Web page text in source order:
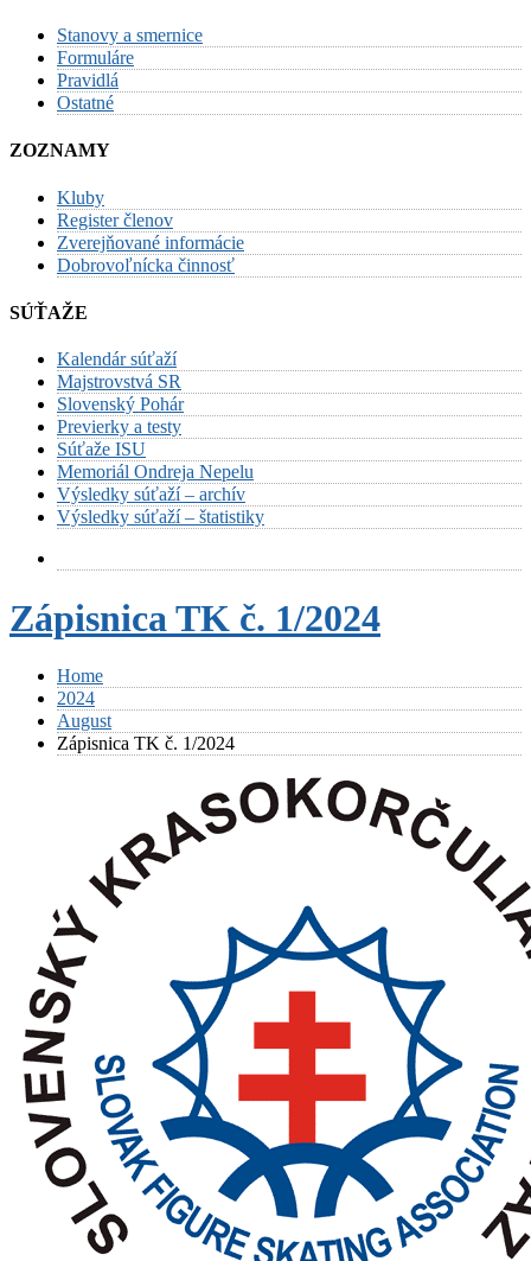
Stanovy a smernice
Formuláre
Pravidlá
Ostatné
ZOZNAMY
Kluby
Register členov
Zverejňované informácie
Dobrovoľnícka činnosť
SÚŤAŽE
Kalendár súťaží
Majstrovstvá SR
Slovenský Pohár
Previerky a testy
Súťaže ISU
Memoriál Ondreja Nepelu
Výsledky súťaží – archív
Výsledky súťaží – štatistiky
Zápisnica TK č. 1/2024
Home
2024
August
Zápisnica TK č. 1/2024